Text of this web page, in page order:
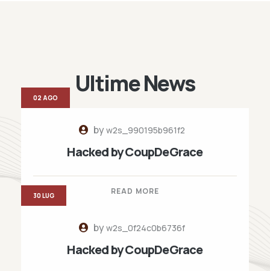
Ultime News
byw2s_990195b961f2
Hacked by CoupDeGrace
READ MORE
02 AGO
byw2s_0f24c0b6736f
Hacked by CoupDeGrace
30 LUG